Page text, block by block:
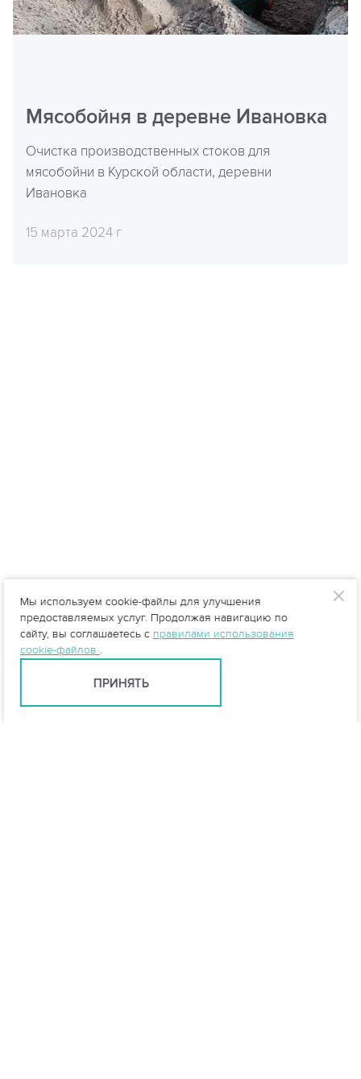
Мясобойня в деревне Ивановка
Очистка производственных стоков для
мясобойни в Курской области, деревни
Ивановка
15 марта 2024 г
Мы используем cookie-файлы для улучшения
предоставляемых услуг. Продолжая навигацию по
сайту, вы соглашаетесь с правилами использования
cookie-файлов .
ПРИНЯТЬ